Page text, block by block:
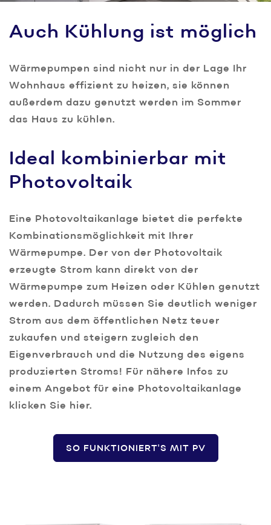
Auch Kühlung ist möglich
Wärmepumpen sind nicht nur in der Lage Ihr
Wohnhaus effizient zu heizen, sie können
außerdem dazu genutzt werden im Sommer
das Haus zu kühlen.
Ideal kombinierbar mit
Photovoltaik
Eine Photovoltaikanlage bietet die perfekte
Kombinationsmöglichkeit mit Ihrer
Wärmepumpe. Der von der Photovoltaik
erzeugte Strom kann direkt von der
Wärmepumpe zum Heizen oder Kühlen genutzt
werden. Dadurch müssen Sie deutlich weniger
Strom aus dem öffentlichen Netz teuer
zukaufen und steigern zugleich den
Eigenverbrauch und die Nutzung des eigens
produzierten Stroms! Für nähere Infos zu
einem Angebot für eine Photovoltaikanlage
klicken Sie hier.
SO FUNKTIONIERT'S MIT PV